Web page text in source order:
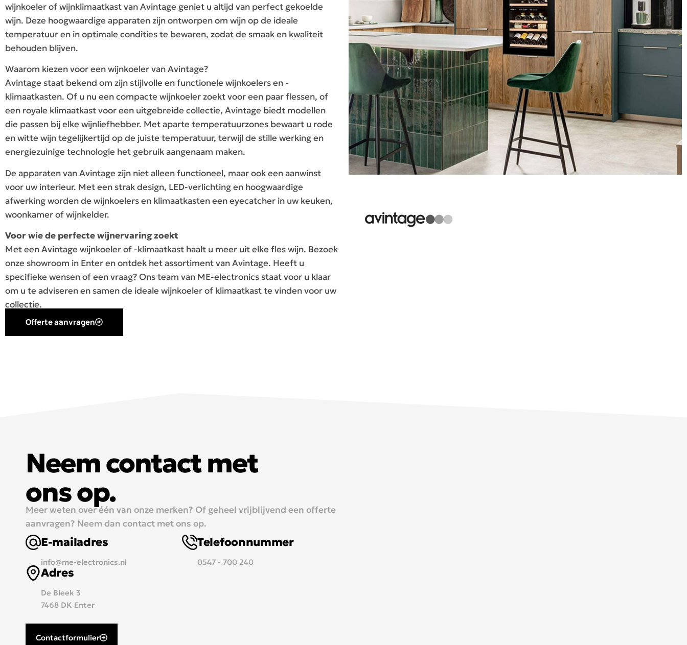
wijnkoeler of wijnklimaatkast van Avintage geniet u altijd van perfect gekoelde
wijn. Deze hoogwaardige apparaten zijn ontworpen om wijn op de ideale
temperatuur en in optimale condities te bewaren, zodat de smaak en kwaliteit
behouden blijven.
Waarom kiezen voor een wijnkoeler van Avintage?
Avintage staat bekend om zijn stijlvolle en functionele wijnkoelers en -
klimaatkasten. Of u nu een compacte wijnkoeler zoekt voor een paar flessen, of
een royale klimaatkast voor een uitgebreide collectie, Avintage biedt modellen
die passen bij elke wijnliefhebber. Met aparte temperatuurzones bewaart u rode
en witte wijn tegelijkertijd op de juiste temperatuur, terwijl de stille werking en
energiezuinige technologie het gebruik aangenaam maken.
De apparaten van Avintage zijn niet alleen functioneel, maar ook een aanwinst
voor uw interieur. Met een strak design, LED-verlichting en hoogwaardige
afwerking worden de wijnkoelers en klimaatkasten een eyecatcher in uw keuken,
woonkamer of wijnkelder.
Voor wie de perfecte wijnervaring zoekt
Met een Avintage wijnkoeler of -klimaatkast haalt u meer uit elke fles wijn. Bezoek
onze showroom in Enter en ontdek het assortiment van Avintage. Heeft u
specifieke wensen of een vraag? Ons team van ME-electronics staat voor u klaar
om u te adviseren en samen de ideale wijnkoeler of klimaatkast te vinden voor uw
collectie.
Offerte aanvragen
Neem contact met
ons op.
Meer weten over één van onze merken? Of geheel vrijblijvend een offerte
aanvragen? Neem dan contact met ons op.
E-mailadres
info@me-electronics.nl
Telefoonnummer
0547 - 700 240
Adres
De Bleek 3
7468 DK Enter
Contactformulier